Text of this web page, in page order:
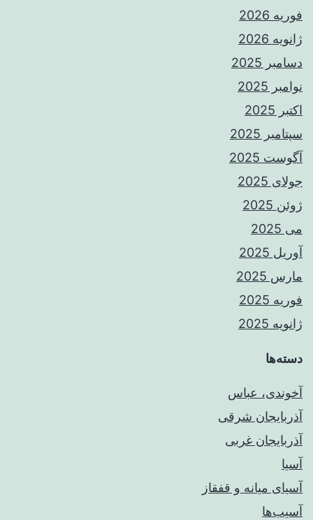
فوریه 2026
ژانویه 2026
دسامبر 2025
نوامبر 2025
اکتبر 2025
سپتامبر 2025
آگوست 2025
جولای 2025
ژوئن 2025
می 2025
آوریل 2025
مارس 2025
فوریه 2025
ژانویه 2025
دسته‌ها
آخوندی، عباس
آذربایجان شرقی
آذربایجان غربی
آسیا
آسیای میانه و قفقاز
آسیب‌ها